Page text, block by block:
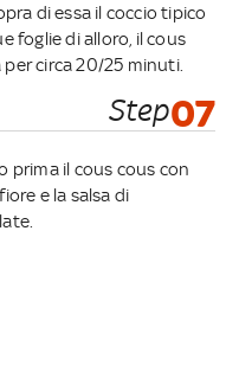
di essa il coccio tipico
foglie di alloro, il cous
circa 20/25 minuti.
Step07
prima il cous cous con
e la salsa di